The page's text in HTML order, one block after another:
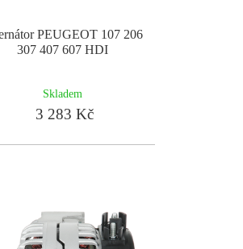
PEUGEOT 107 206
307 407 607 HDI
Skladem
3 283 Kč